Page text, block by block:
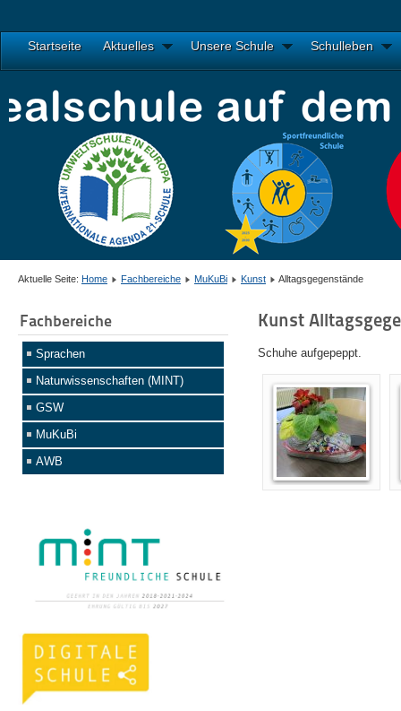
Startseite Aktuelles Unsere Schule Schulleben
Aktuelle Seite: Home Fachbereiche MuKuBi Kunst Alltagsgegenstände
Fachbereiche
Sprachen
Naturwissenschaften (MINT)
GSW
MuKuBi
AWB
Kunst
Schuhe aufgepeppt.